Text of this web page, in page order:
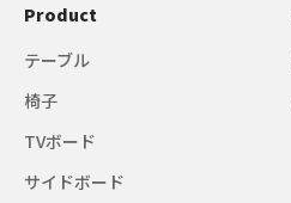
Product
テーブル
椅子
TVボード
サイドボード